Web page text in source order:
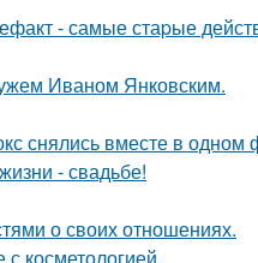
- самые стаpые
Иваном Янковским.
снялись вместе в одном
- свадьбе!
о своих отношениях.